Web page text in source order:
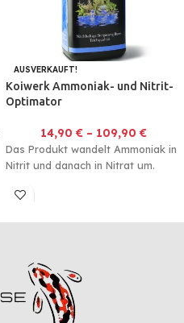
AUSVERKAUFT!
Koiwerk Ammoniak- und Nitrit-
Optimator
14,90 € – 109,90 €
Das Produkt wandelt Ammoniak in
Nitrit und danach in Nitrat um.